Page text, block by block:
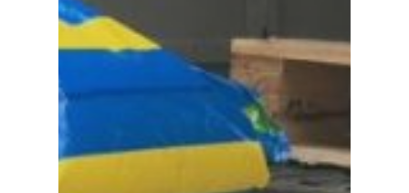
Cepudito
Donaciones
La Mujer en el
Listones de Amor